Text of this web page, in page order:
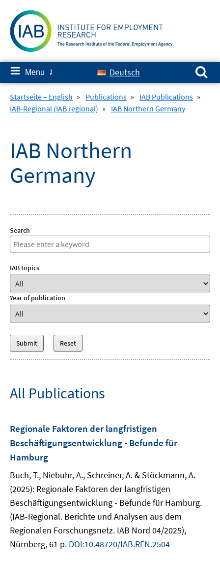
content
≡ Menu ✘ Deutsch
Search for:
Startseite – English » Publications » IAB Publications »
IAB-Regional (IAB regional) » IAB Northern Germany
IAB Northern
Germany
Search
IAB topics
Year of publication
All Publications
Regionale Faktoren der langfristigen
Beschäftigungsentwicklung - Befunde für
Hamburg
Buch, T., Niebuhr, A., Schreiner, A. & Stöckmann, A.
(2025): Regionale Faktoren der langfristigen
Beschäftigungsentwicklung - Befunde für Hamburg.
(IAB-Regional. Berichte und Analysen aus dem
Regionalen Forschungsnetz. IAB Nord 04/2025),
Nürnberg, 61 p. DOI:10.48720/IAB.REN.2504